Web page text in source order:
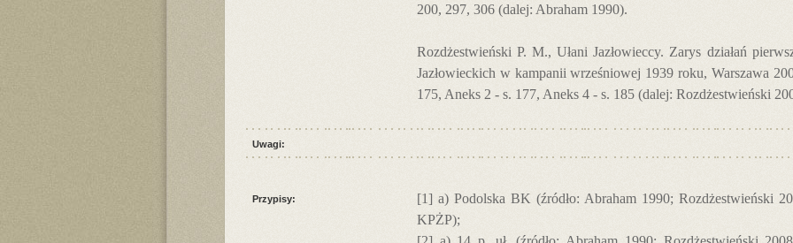
200, 297, 306 (dalej: Abraham 1990).
Rozdżestwieński P. M., Ułani Jazłowieccy. Zarys działań
Jazłowieckich w kampanii wrześniowej 1939 roku, Warszawa
175, Aneks 2 - s. 177, Aneks 4 - s. 185 (dalej: Rozdżestwieński
Uwagi:
Przypisy:
[1] a) Podolska BK (źródło: Abraham 1990; Rozdżestwieński
KPŻP);